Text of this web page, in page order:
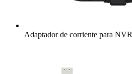
Adaptador de corriente para NVR